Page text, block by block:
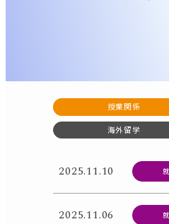
授業関係
海外留学
2025.11.10
2025.11.06